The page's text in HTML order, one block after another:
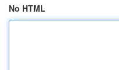
No HTML